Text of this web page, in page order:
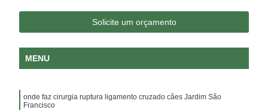
Solicite um orçamento
MENU
onde faz cirurgia ruptura ligamento cruzado cães Jardim São
Francisco